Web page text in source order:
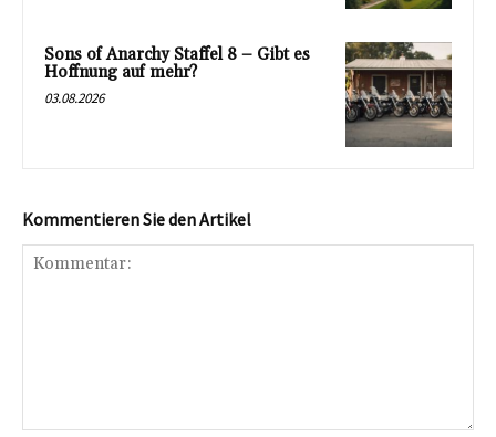
Sons of Anarchy Staffel 8 – Gibt es
Hoffnung auf mehr?
03.08.2026
Kommentieren Sie den Artikel